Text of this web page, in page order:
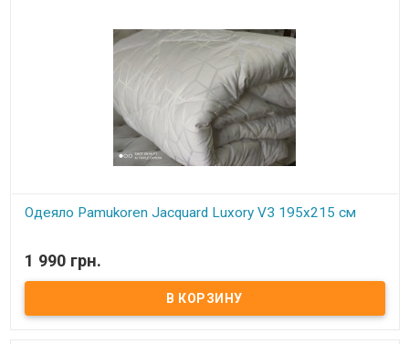
Одеяло Pamukoren Jacquard Luxory V3 195x215 см
Одеяло Pamukoren Jacquard Luxory V3 195x215 см Размер:
195х215 см. Наполнитель: антиаллергенное волокно. Чехол:
сатин жаккард. Возможна стирка при 40 градусах.
Производитель: Pamukoren (Турция).
1 990 грн.